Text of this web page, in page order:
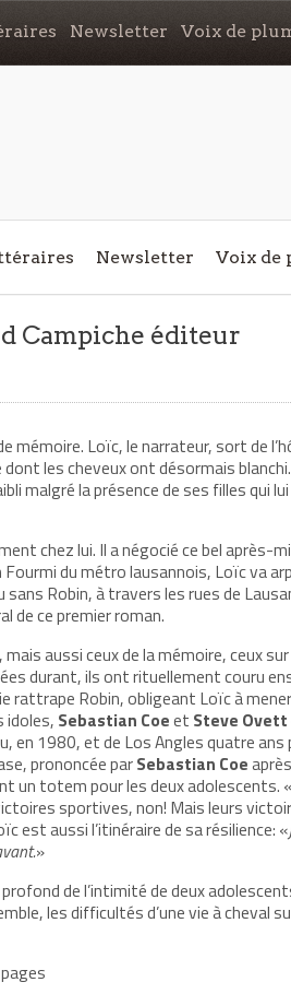
Newsletter Voix de
Newsletter Voix de
Campiche éditeur
mémoire. Loïc, le narrateur, sort de
dont les cheveux ont désormais
malgré la présence de ses filles qui
chez lui. Il a négocié ce bel après-
du métro lausannois, Loïc va
Robin, à travers les rues de
de ce premier roman.
aussi ceux de la mémoire, ceux
durant, ils ont rituellement couru
rattrape Robin, obligeant Loïc à
idoles, Sebastian Coeet Steve Ovett
en 1980, et de Los Angles quatre ans
prononcée parSebastian Coe
un totem pour les deux adolescents. «
sportives, non! Mais leurs
est aussi l’itinéraire de sa résilience: «
»
de l’intimité de deux
les difficultés d’une vie à cheval